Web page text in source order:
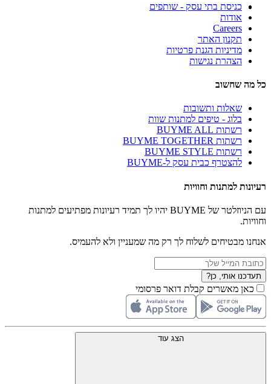
כניסת בתי עסק - שותפים
אודות
Careers
תקנון האתר
מדיניות הגנת פרטיות
הצהרת נגישות
כל מה שחשוב
שאלות ותשובות
בלוג - טיפים למתנות שוות
רשתות BUYME ALL
רשתות BUYME TOGETHER
רשתות BUYME STYLE
להצטרף כבית עסק ל-BUYME
רעיונות למתנות וחוויות
עם הניוזלטר של BUYME יהיו לך תמיד רעיונות מפתיעים למתנות
וחוויות.
אנחנו מבטיחים לשלוח לך רק מה שמעניין ולא להעמיס.
תעדכנו אותי, כן?
כאן מאשרים קבלת דואר פרסומי
הצג עוד